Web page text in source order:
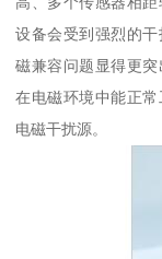
设备会受到强烈的
磁兼容问题显得更
在电磁环境中能正
电磁干扰源。